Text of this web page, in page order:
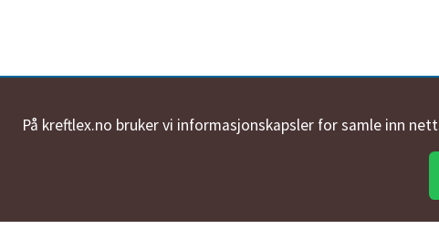
På kreftlex.no bruker vi informasjonskapsler for samle inn